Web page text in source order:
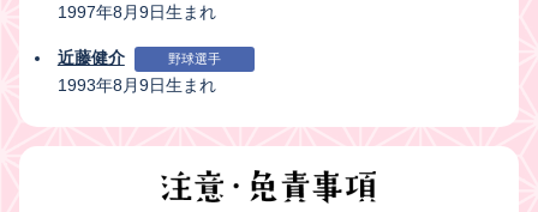
1997年8月9日生まれ
近藤健介 野球選手
1993年8月9日生まれ